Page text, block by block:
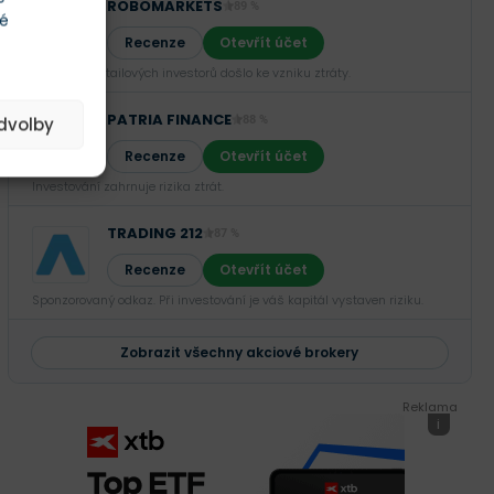
ROBOMARKETS
Recenze Otevřít účet
U 66,02 % retailových investorů došlo ke vzniku ztráty.
PATRIA FINANCE
Recenze Otevřít účet
Investování zahrnuje rizika ztrát.‎
TRADING 212
Recenze Otevřít účet
Sponzorovaný odkaz. Při investování je váš kapitál vystaven riziku.
Zobrazit všechny akciové brokery
Reklama
i